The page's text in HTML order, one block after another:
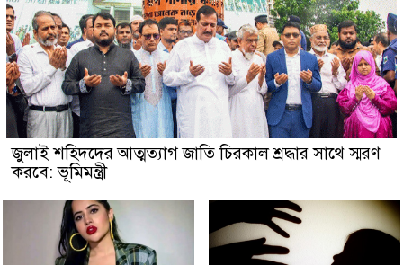
জুলাই শহিদদের আত্মত্যাগ জাতি চিরকাল শ্রদ্ধার সাথে স্মরণ
করবে: ভূমিমন্ত্রী